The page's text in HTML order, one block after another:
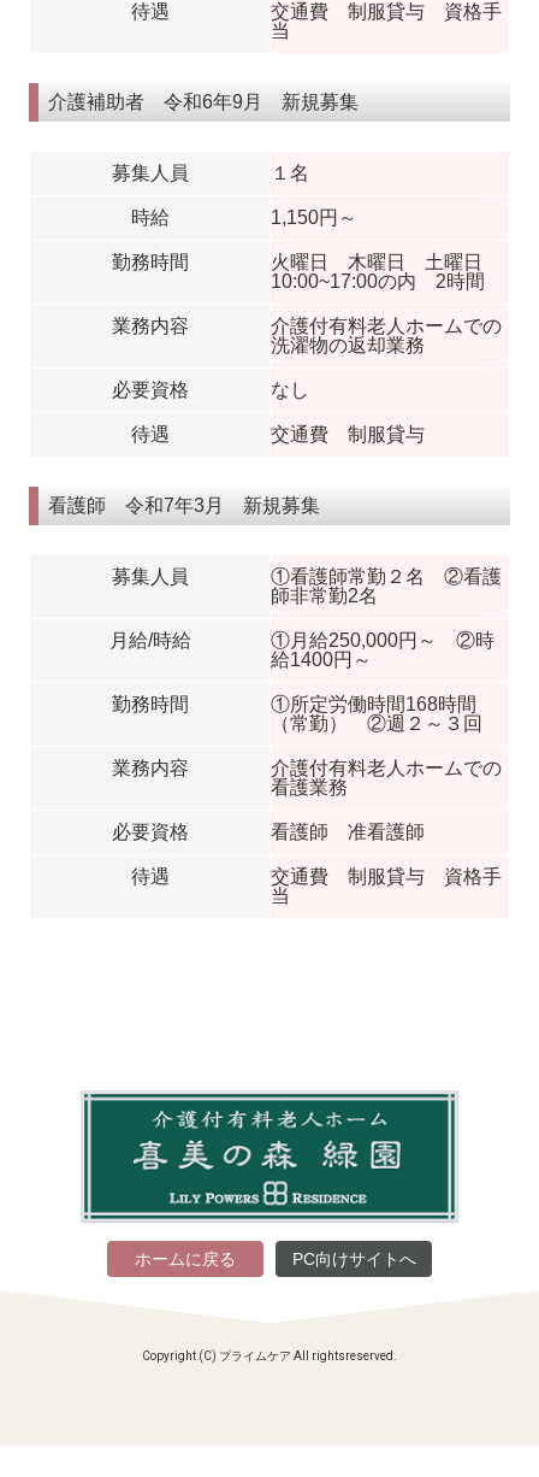
待遇
交通費 制服貸与 資格手
当
介護補助者 令和6年9月 新規募集
募集人員 １名
時給 1,150円～
勤務時間
火曜日 木曜日 土曜日
10:00~17:00の内 2時間
業務内容
介護付有料老人ホームでの
洗濯物の返却業務
必要資格 なし
待遇 交通費 制服貸与
看護師 令和7年3月 新規募集
募集人員
①看護師常勤２名 ②看護
師非常勤2名
月給/時給
①月給250,000円～ ②時
給1400円～
勤務時間
①所定労働時間168時間
（常勤） ②週２～３回
業務内容
介護付有料老人ホームでの
看護業務
必要資格 看護師 准看護師
待遇
交通費 制服貸与 資格手
当
ホームに戻る PC向けサイトへ
Copyright (C) プライムケア All rightsreserved.